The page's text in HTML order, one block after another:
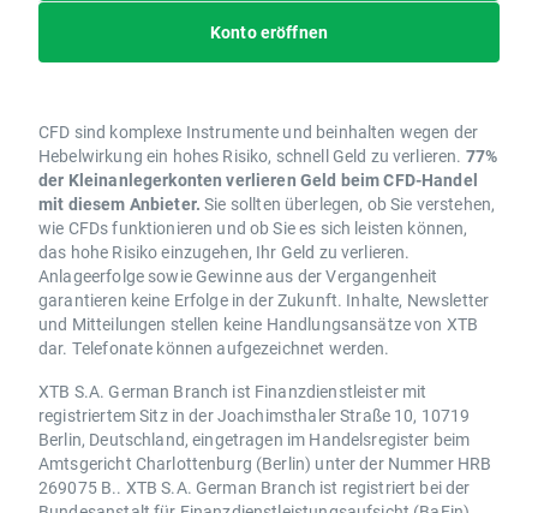
Konto eröffnen
CFD sind komplexe Instrumente und beinhalten wegen der
Hebelwirkung ein hohes Risiko, schnell Geld zu verlieren. 77%
der Kleinanlegerkonten verlieren Geld beim CFD-Handel
mit diesem Anbieter. Sie sollten überlegen, ob Sie verstehen,
wie CFDs funktionieren und ob Sie es sich leisten können,
das hohe Risiko einzugehen, Ihr Geld zu verlieren.
Anlageerfolge sowie Gewinne aus der Vergangenheit
garantieren keine Erfolge in der Zukunft. Inhalte, Newsletter
und Mitteilungen stellen keine Handlungsansätze von XTB
dar. Telefonate können aufgezeichnet werden.
XTB S.A. German Branch ist Finanzdienstleister mit
registriertem Sitz in der Joachimsthaler Straße 10, 10719
Berlin, Deutschland, eingetragen im Handelsregister beim
Amtsgericht Charlottenburg (Berlin) unter der Nummer HRB
269075 B.. XTB S.A. German Branch ist registriert bei der